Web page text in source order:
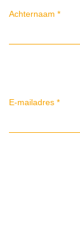
Achternaam *
E-mailadres *